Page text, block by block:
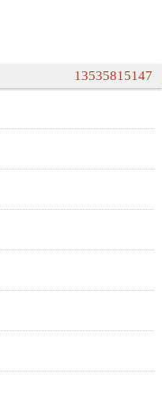
13535815147